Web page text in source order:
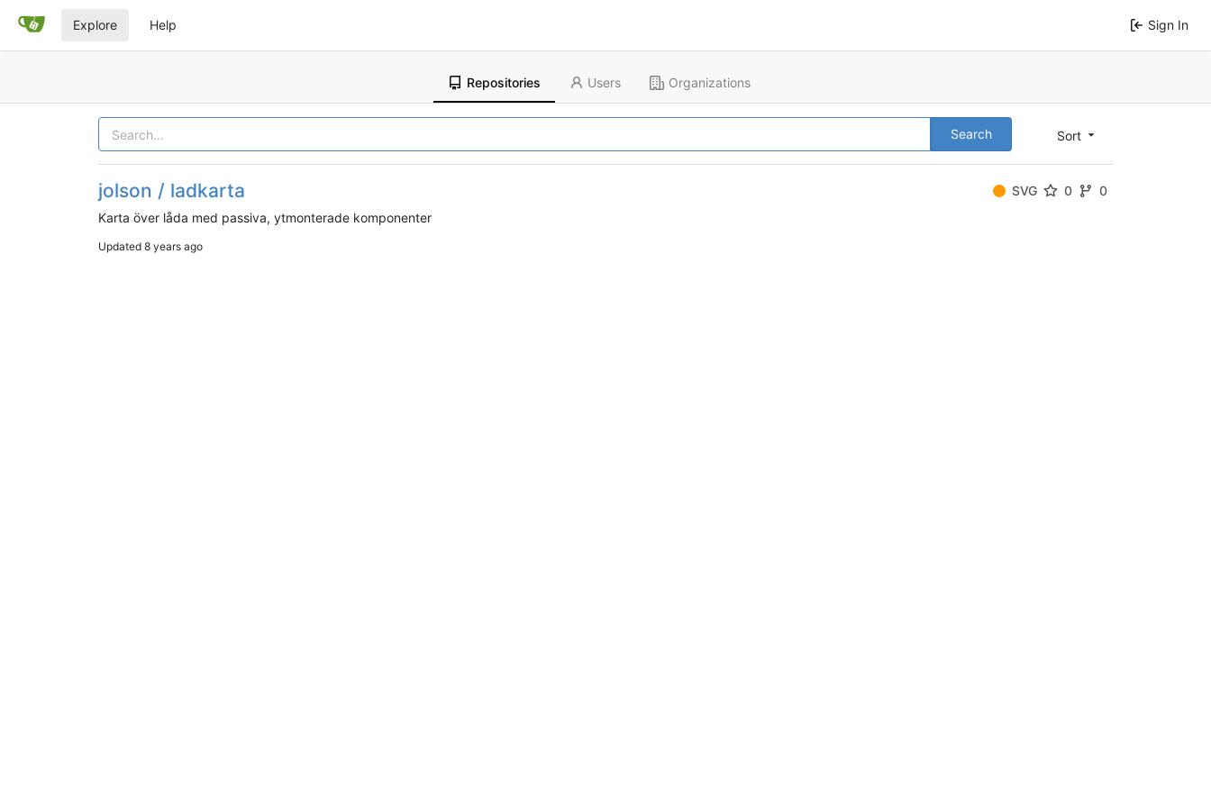
Explore Help Sign In
Repositories Users Organizations
Sort
Search
jolson / ladkarta SVG 0
0
Karta över låda med passiva, ytmonterade komponenter
Updated 8 years ago